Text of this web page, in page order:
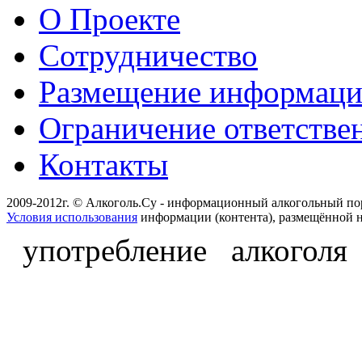
О Проекте
Сотрудничество
Размещение
Ограничение
Контакты
2009-2012г. © Алкоголь.Су - информационный алкогольный
Условия использования информации (контента), размещённой
употребление